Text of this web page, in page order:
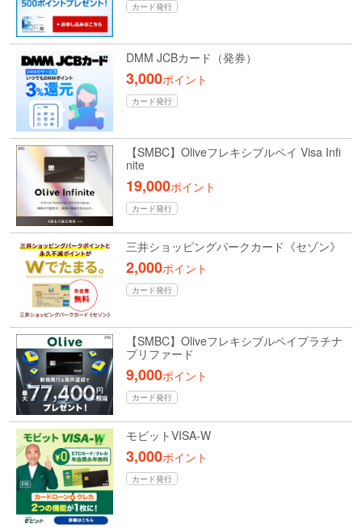
カード発行
DMM JCBカード（発券）
3,000ポイント
カード発行
【SMBC】Oliveフレキシブルペイ Visa Infi
nite
19,000ポイント
カード発行
三井ショッピングパークカード《セゾン》
2,000ポイント
カード発行
【SMBC】Oliveフレキシブルペイプラチナ
プリファード
9,000ポイント
カード発行
モビットVISA-W
3,000ポイント
カード発行